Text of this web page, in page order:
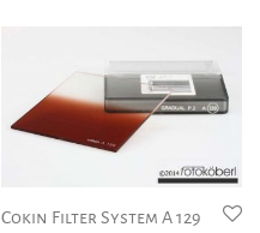
Cokin Filter System A 129